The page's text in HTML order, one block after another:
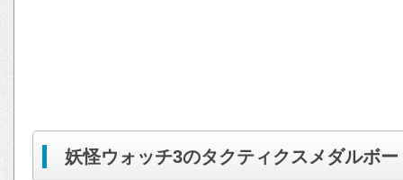
妖怪ウォッチ3のタクティクスメダルボ